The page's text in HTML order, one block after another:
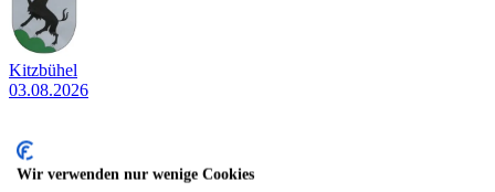
Kitzbühel
03.08.2026
Stadtgemeinde Kitzbühel
Wir verwenden nur wenige Cookies